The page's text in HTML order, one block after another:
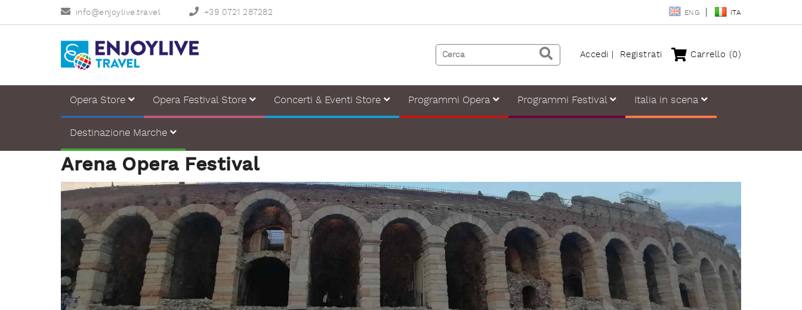
info@enjoylive.travel +39 0721 287282 ENG ITA
Accedi Registrati Carrello (0)
Opera Store Opera Festival Store Concerti & Eventi Store Programmi Opera Programmi Festival Italia in scena
Destinazione Marche
Arena Opera Festival